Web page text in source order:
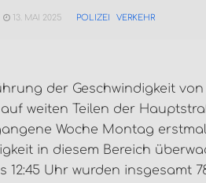
13. MAI 2025 POLIZEI VERKEHR
der Geschwindigkeit
auf weiten Teilen der
Woche Montag
in diesem Bereich
12:45 Uhr wurden insgesamt